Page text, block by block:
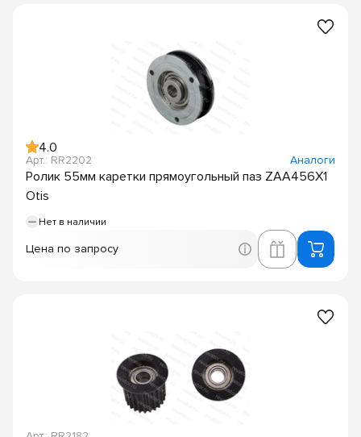
4.0
Арт.: RR2202 Аналоги
Ролик 55мм каретки прямоугольный паз ZAA456X1
Otis
Нет в наличии
Цена по запросу